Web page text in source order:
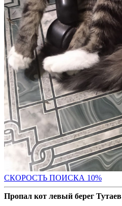
СКОРОСТЬ ПОИСКА 10%
Пропал кот левый берег Тутаев